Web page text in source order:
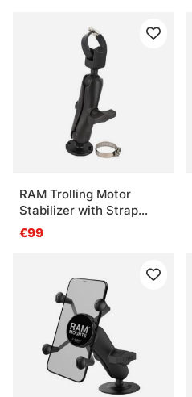
RAM Trolling Motor
Stabilizer with Strap
Hose Clamp
€99